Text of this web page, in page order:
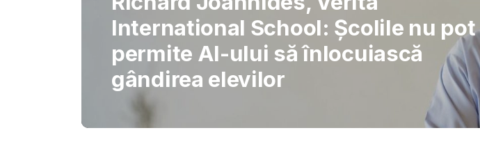
Gabriel Barliga
Oana Gheorghiu: Curajul de a lupta
pentru schimbare